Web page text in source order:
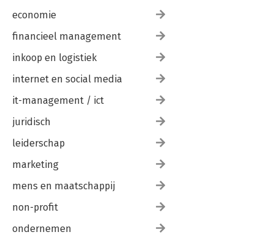
economie
financieel management
inkoop en logistiek
internet en social media
it-management / ict
juridisch
leiderschap
marketing
mens en maatschappij
non-profit
ondernemen